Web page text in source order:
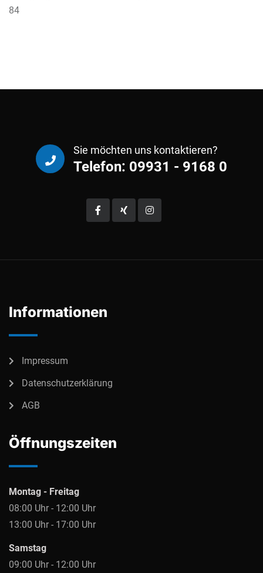
84
Sie möchten uns kontaktieren?
Telefon: 09931 - 9168 0
Informationen
Impressum
Datenschutzerklärung
AGB
Öffnungszeiten
Montag - Freitag
08:00 Uhr - 12:00 Uhr
13:00 Uhr - 17:00 Uhr
Samstag
09:00 Uhr - 12:00 Uhr